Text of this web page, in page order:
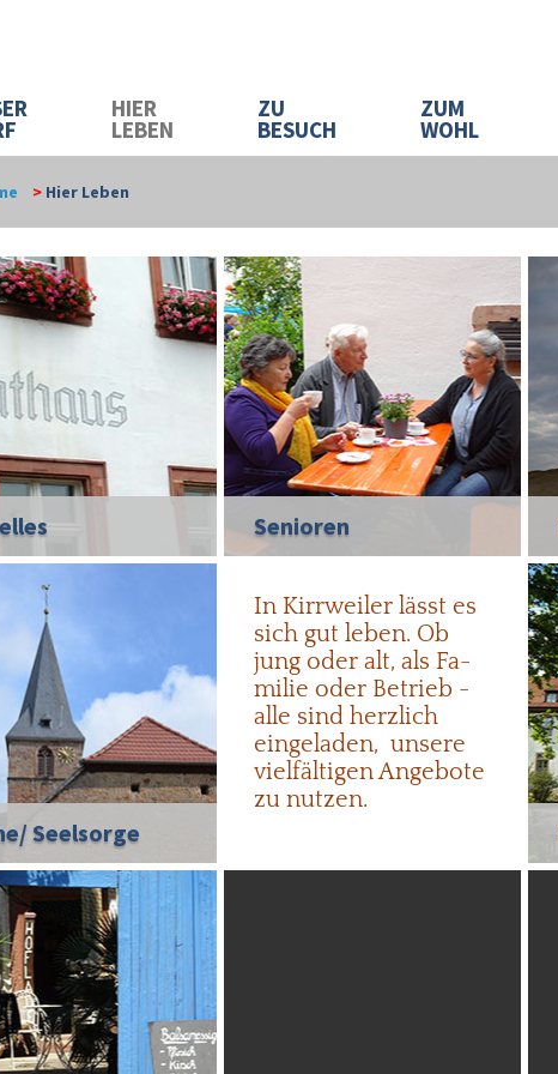
HIER
LEBEN
ZU
BESUCH
ZUM
WOHL
> Hier Leben
Senioren
Seelsorge
In Kirr­weiler lässt es
sich gut le­ben. Ob
jung oder alt, als Fa­
mi­lie oder Be­trieb -
alle sind herz­lich
ein­ge­la­den, un­sere
viel­fäl­ti­gen An­ge­bo­te
zu nut­zen.